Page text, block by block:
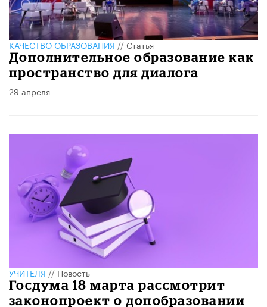
КАЧЕСТВО ОБРАЗОВАНИЯ//Статья
Дополнительное образование как
пространство для диалога
29 апреля
УЧИТЕЛЯ//Новость
Госдума 18 марта рассмотрит
законопроект о допобразовании